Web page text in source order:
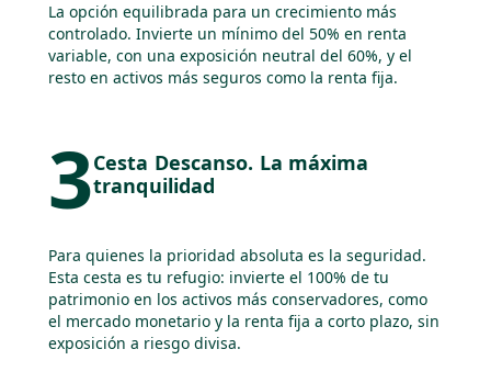
La opción equilibrada para un crecimiento más
controlado. Invierte un mínimo del 50% en renta
variable, con una exposición neutral del 60%, y el
resto en activos más seguros como la renta fija.
3Cesta Descanso. La máxima
tranquilidad
Para quienes la prioridad absoluta es la seguridad.
Esta cesta es tu refugio: invierte el 100% de tu
patrimonio en los activos más conservadores, como
el mercado monetario y la renta fija a corto plazo, sin
exposición a riesgo divisa.